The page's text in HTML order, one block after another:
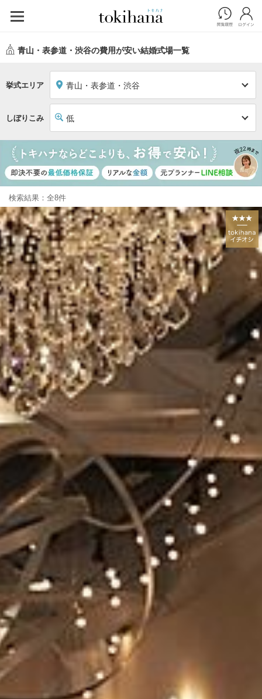
青山・表参道・渋谷の費用が安い結婚式場一覧
挙式エリア 青山・表参道・渋谷
しぼりこみ 低
検索結果：全8件